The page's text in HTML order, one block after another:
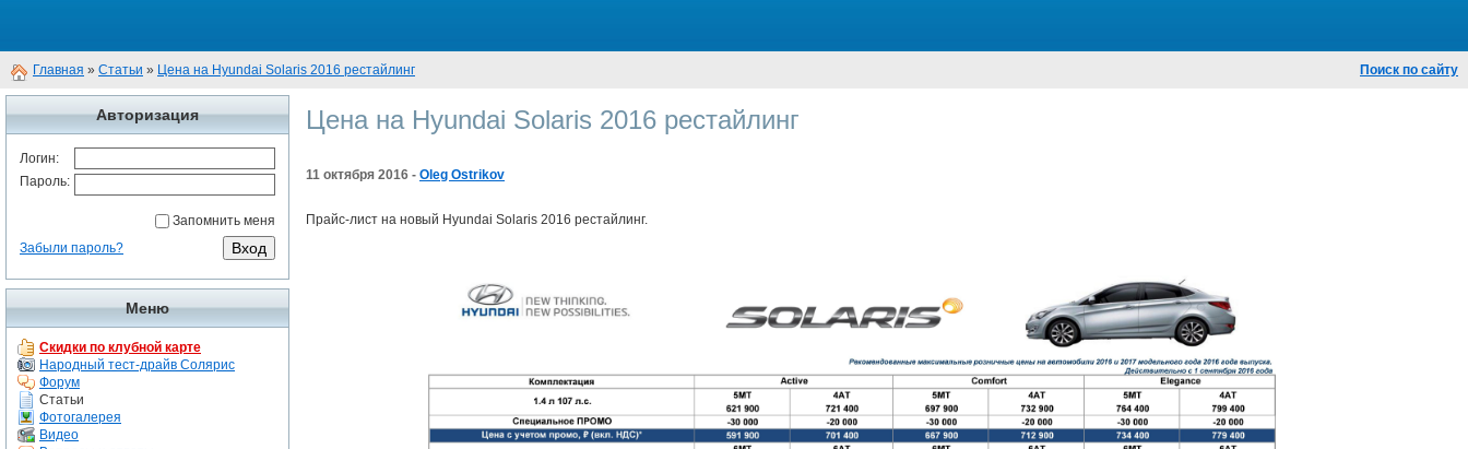
Главная » Статьи » Цена на Hyundai Solaris 2016 рестайлинг Поиск по сайту
Авторизация
Логин:
Пароль:
Запомнить меня
Забыли пароль?
Меню
Скидки по клубной карте
Народный тест-драйв Солярис
Форум
Статьи
Фотогалерея
Видео
Цена на Hyundai Solaris 2016 рестайлинг
11 октября 2016 - Oleg Ostrikov
Прайс-лист на новый Hyundai Solaris 2016 рестайлинг.